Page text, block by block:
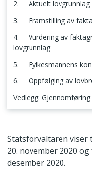
2. Aktuelt lovgrunnlag
3. Framstilling av
4. Vurdering av
lovgrunnlag
5. Fylkesmannens
6. Oppfølging av
Vedlegg:
Statsforvaltaren viser
20. november 2020
desember 2020.